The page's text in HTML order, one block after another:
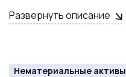
Развернуть описание
Нематериальные активы